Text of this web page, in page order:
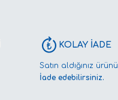
KOLAY İADE
Satın aldığınız ürünü
İade edebilirsiniz.